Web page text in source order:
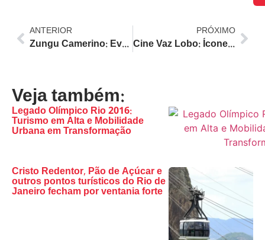
ANTERIOR
Zungu Camerino: Evento Gratuito Celebra Cultura Afro-Brasileira com Angu e Música no Rio
PRÓXIMO
Cine Vaz Lobo: Ícone da Zona Norte do Rio será desapropriado e transformado em centro cultural multifuncional
Veja também:
Legado Olímpico Rio 2016:
Turismo em Alta e Mobilidade
Urbana em Transformação
Cristo Redentor, Pão de Açúcar e
outros pontos turísticos do Rio de
Janeiro fecham por ventania forte